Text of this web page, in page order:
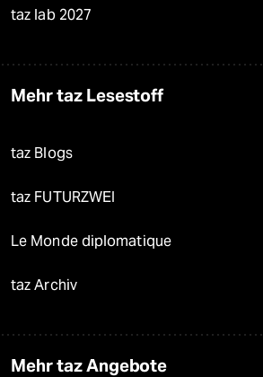
taz lab 2027
Mehr taz Lesestoff
taz Blogs
taz FUTURZWEI
Le Monde diplomatique
taz Archiv
Mehr taz Angebote